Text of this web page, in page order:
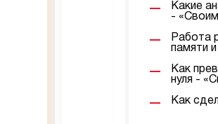
Какие
-
Работа
памяти
Как
нуля -
Как